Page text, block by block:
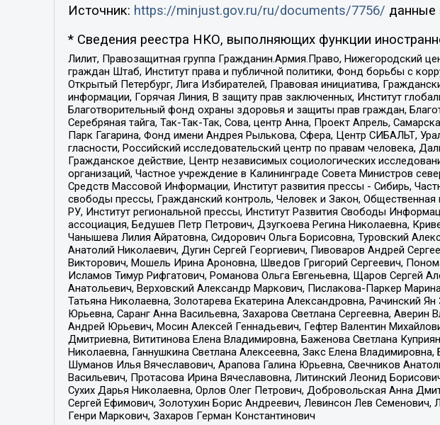
Источник: https://minjust.gov.ru/ru/documents/7756/ данные
* Сведения реестра НКО, выполняющих функции
Лилит, Правозащитная группа Гражданин.Армия.Право, Нижегородский
граждан Штаб, Институт права и публичной политики, Фонд борьбы с
Открытый Петербург, Лига Избирателей, Правовая инициатива,
информации, Горячая Линия, В защиту прав заключенных, Институт
Благотворительный фонд охраны здоровья и защиты прав граждан,
Серебряная тайга, Так-Так-Так, Сова, центр Анна, Проект Апрель,
Парк Гагарина, Фонд имени Андрея Рылькова, Сфера, Центр СИБАЛЬТ,
гласности, Российский исследовательский центр по правам человека,
Гражданское действие, Центр независимых социологических
организаций, Частное учреждение в Калининграде Совета Министров
Средств Массовой Информации, Институт развития прессы - Сибирь,
свободы прессы, Гражданский контроль, Человек и Закон,
РУ, Институт региональной прессы, Институт Развития Свободы
ассоциация, Бедушев Петр Петрович, Дзугкоева Регина Николаевна,
Чанышева Лилия Айратовна, Сидорович Ольга Борисовна, Туровский
Анатолий Николаевич, Дугин Сергей Георгиевич, Пивоваров Андрей
Викторович, Мошель Ирина Ароновна, Шведов Григорий Сергеевич,
Исламов Тимур Рифгатович, Романова Ольга Евгеньевна, Щаров Сергей
Анатольевич, Верховский Александр Маркович, Пислакова-Паркер
Татьяна Николаевна, Золотарева Екатерина Александровна, Рачинский
Юрьевна, Саранг Анна Васильевна, Захарова Светлана Сергеевна,
Андрей Юрьевич, Мосин Алексей Геннадьевич, Гефтер Валентин
Дмитриевна, Вититинова Елена Владимировна, Баженова Светлана
Николаевна, Ганнушкина Светлана Алексеевна, Закс Елена
Шуманов Илья Вячеславович, Арапова Галина Юрьевна, Свечников
Васильевич, Протасова Ирина Вячеславовна, Литинский Леонид
Сухих Дарья Николаевна, Орлов Олег Петрович, Добровольская Анна
Сергей Ефимович, Золотухин Борис Андреевич, Левинсон Лев
Генри Маркович, Захаров Герман Константинович